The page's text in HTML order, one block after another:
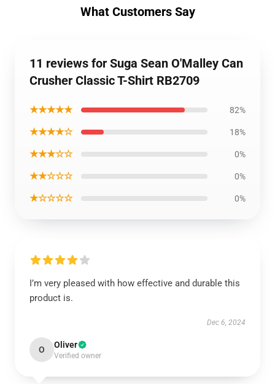
What Customers Say
11 reviews for Suga Sean O'Malley Can
Crusher Classic T-Shirt RB2709
★★★★★ 82%
★★★★☆ 18%
★★★☆☆ 0%
★★☆☆☆ 0%
★☆☆☆☆ 0%
I’m very pleased with how effective and durable this
product is.
Dec 6, 2024
O Oliver
Verified owner